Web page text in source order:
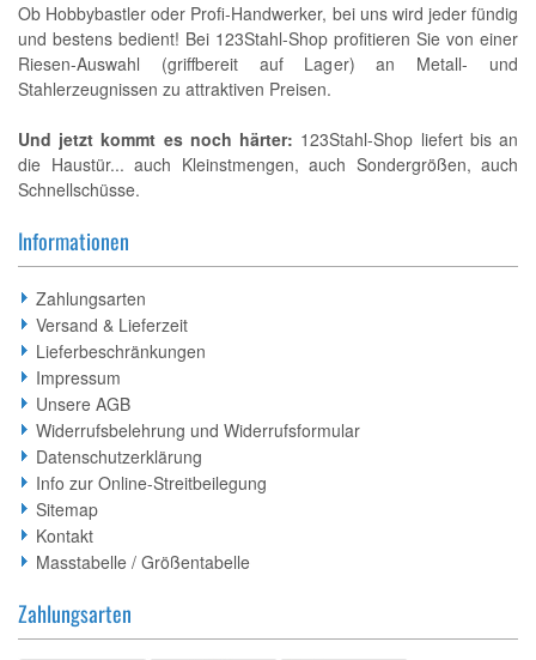
Ob Hobbybastler oder Profi-Handwerker, bei uns wird jeder fündig
und bestens bedient! Bei 123Stahl-Shop profitieren Sie von einer
Riesen-Auswahl (griffbereit auf Lager) an Metall- und
Stahlerzeugnissen zu attraktiven Preisen.
Und jetzt kommt es noch härter: 123Stahl-Shop liefert bis an
die Haustür... auch Kleinstmengen, auch Sondergrößen, auch
Schnellschüsse.
Informationen
Zahlungsarten
Versand & Lieferzeit
Lieferbeschränkungen
Impressum
Unsere AGB
Widerrufsbelehrung und Widerrufsformular
Datenschutzerklärung
Info zur Online-Streitbeilegung
Sitemap
Kontakt
Masstabelle / Größentabelle
Zahlungsarten